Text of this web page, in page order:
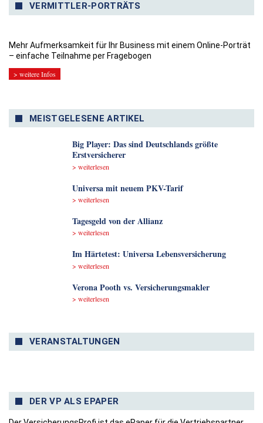
VERMITTLER-PORTRÄTS
Mehr Aufmerksamkeit für Ihr Business mit einem Online-Porträt
– einfache Teilnahme per Fragebogen
> weitere Infos
MEISTGELESENE ARTIKEL
Big Player: Das sind Deutschlands größte
Erstversicherer
> weiterlesen
Universa mit neuem PKV-Tarif
> weiterlesen
Tagesgeld von der Allianz
> weiterlesen
Im Härtetest: Universa Lebensversicherung
> weiterlesen
Verona Pooth vs. Versicherungsmakler
> weiterlesen
VERANSTALTUNGEN
DER VP ALS EPAPER